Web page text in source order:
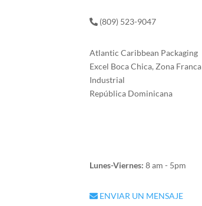
(809) 523-9047
Atlantic Caribbean Packaging
Excel Boca Chica, Zona Franca
Industrial
República Dominicana
Lunes-Viernes: 8 am - 5pm
ENVIAR UN MENSAJE